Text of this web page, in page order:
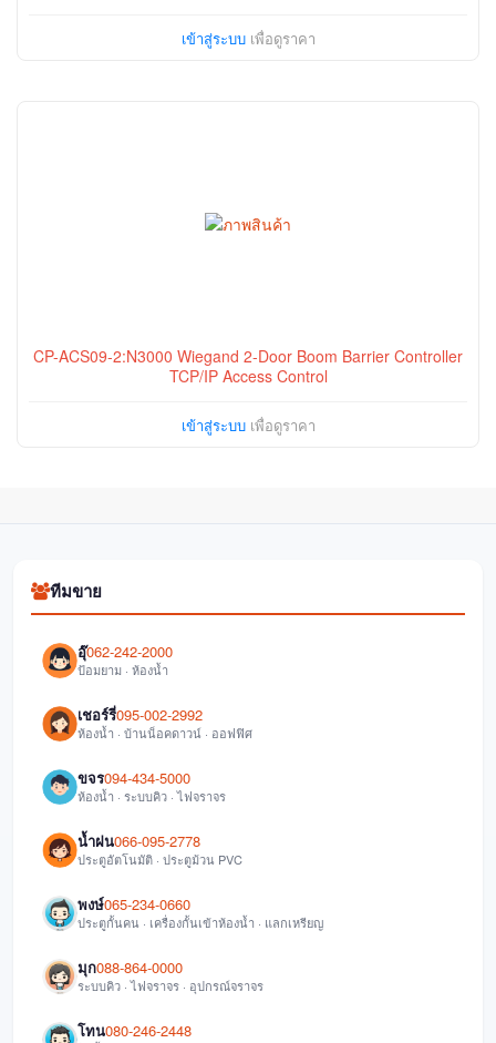
เข้าสู่ระบบเพื่อดูราคา
CP-ACS09-2:N3000 Wiegand 2-Door Boom Barrier Controller
TCP/IP Access Control
เข้าสู่ระบบเพื่อดูราคา
ทีมขาย
อุ๊062-242-2000
ป้อมยาม · ห้องน้ำ
เชอร์รี่095-002-2992
ห้องน้ำ · บ้านน็อคดาวน์ · ออฟฟิศ
ขจร094-434-5000
ห้องน้ำ · ระบบคิว · ไฟจราจร
น้ำฝน066-095-2778
ประตูอัตโนมัติ · ประตูม้วน PVC
พงษ์065-234-0660
ประตูกั้นคน · เครื่องกั้นเข้าห้องน้ำ · แลกเหรียญ
มุก088-864-0000
ระบบคิว · ไฟจราจร · อุปกรณ์จราจร
โทน080-246-2448